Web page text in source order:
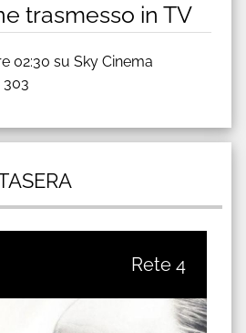
trasmesso in TV
02:30 su Sky Cinema
303
Rete 4